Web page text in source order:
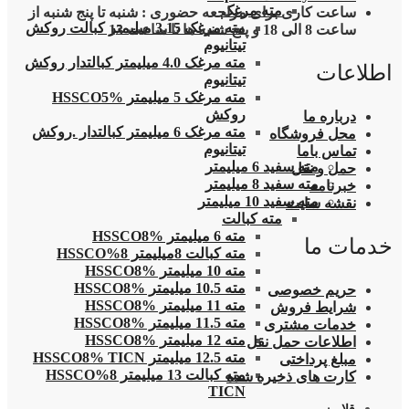
مته مرغک
مته مرغک 3.15 میلیمتر کبالت روکش
تیتانیوم
مته مرغک 4.0 میلیمتر کبالتدار روکش
تیتانیوم
مته مرغک 5 میلیمتر HSSCO5%
روکش
مته مرغک 6 میلیمتر کبالتدار .روکش
تیتانیوم
مته سفید 6 میلیمتر
مته سفید 8 میلیمتر
مته سفید 10 میلیمتر
مته کبالت
مته 6 میلیمتر HSSCO8%
مته کبالت 8میلیمتر 8%HSSCO
مته 10 میلیمتر HSSCO8%
مته 10.5 میلیمتر HSSCO8%
مته 11 میلیمتر HSSCO8%
مته 11.5 میلیمتر HSSCO8%
مته 12 میلیمتر HSSCO8%
مته 12.5 میلیمتر HSSCO8% TICN
مته کبالت 13 میلیمتر 8%HSSCO
TICN
ساعت کاری برای مراجعه حضوری : شنبه تا پنج شنبه از
ساعت 8 الی 18 و پنج شنبه ها تا ساعت 13
اطلاعات
درباره ما
محل فروشگاه
تماس باما
حمل و نقل
خبرنامه
نقشه سایت
خدمات ما
حریم خصوصی
شرایط فروش
خدمات مشتری
اطلاعات حمل نقل
مبلغ پرداختی
کارت های ذخیره شده